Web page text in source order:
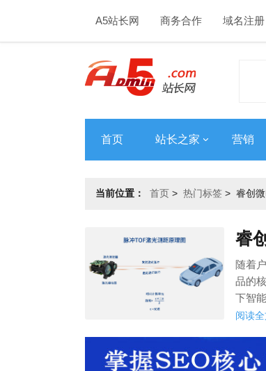
A5站长网 商务合作 域名注册
首页 站长之家 营销
当前位置： 首页 > 热门标签 > 睿创
睿
随着
品的
下智
术综
耗、
阅读